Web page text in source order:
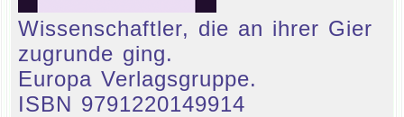
Wissenschaftler, die an ihrer Gier
zugrunde ging.
Europa Verlagsgruppe.
ISBN 9791220149914